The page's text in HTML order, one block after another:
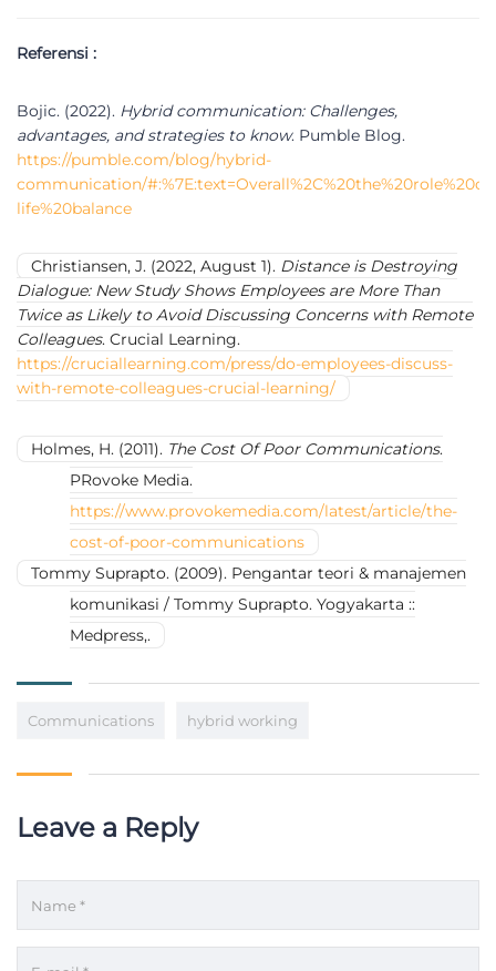
Referensi :
Bojic. (2022). Hybrid communication: Challenges,
advantages, and strategies to know. Pumble Blog.
https://pumble.com/blog/hybrid-
communication/
life%20balance
Christiansen, J. (2022, August 1). Distance is Destroying
Dialogue: New Study Shows Employees are More Than
Twice as Likely to Avoid Discussing Concerns with Remote
Colleagues. Crucial Learning.
https://cruciallearning.com/press/do-employees-discuss-
with-remote-colleagues-crucial-learning/
Holmes, H. (2011). The Cost Of Poor Communications.
PRovoke Media.
https://www.provokemedia.com/latest/article/the-
cost-of-poor-communications
Tommy Suprapto. (2009). Pengantar teori & manajemen
komunikasi / Tommy Suprapto. Yogyakarta ::
Medpress,.
Communications hybrid working
Leave a Reply